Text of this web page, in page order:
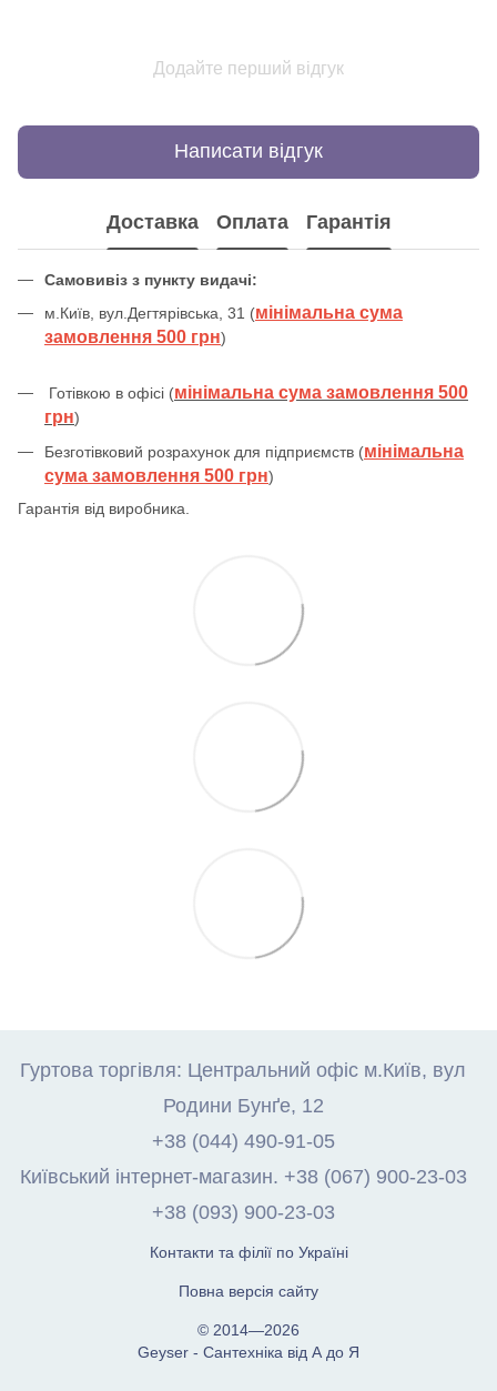
Додайте перший відгук
Написати відгук
Доставка Оплата Гарантія
Самовивіз з пункту видачі:
м.Київ, вул.Дегтярівська, 31 (мінімальна сума
замовлення 500 грн)
Готівкою в офісі (мінімальна сума замовлення 500
грн)
Безготівковий розрахунок для підприємств (мінімальна
сума замовлення 500 грн)
Гарантія від виробника.
Гуртова торгівля: Центральний офіс м.Київ, вул
Родини Бунґе, 12
+38 (044) 490-91-05
Київський інтернет-магазин. +38 (067) 900-23-03
+38 (093) 900-23-03
Контакти та філії по Україні
Повна версія сайту
© 2014—2026
Geyser - Сантехніка від А до Я